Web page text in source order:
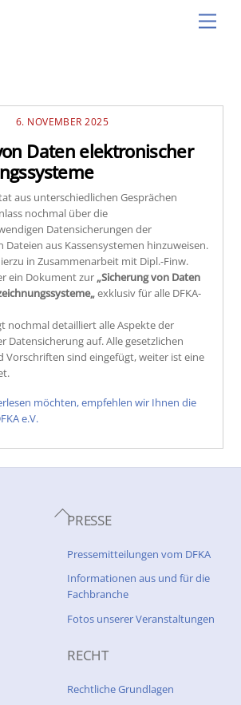
6. NOVEMBER 2025
Daten elektronischer
aus unterschiedlichen Gesprächen
nochmal über die
Datensicherungen der
aus Kassensystemen hinzuweisen.
in Zusammenarbeit mit Dipl.-Finw.
ein Dokument zur „Sicherung von Daten
exklusiv für alle DFKA-
nochmal detailliert alle Aspekte der
Datensicherung auf. Alle gesetzlichen
Vorschriften sind eingefügt, weiter ist eine
möchten, empfehlen wir Ihnen die
e.V.
Back
To
PRESSE
Pressemitteilungen vom DFKA
Informationen aus und für die
Fachbranche
Fotos unserer Veranstaltungen
RECHT
Rechtliche Grundlagen